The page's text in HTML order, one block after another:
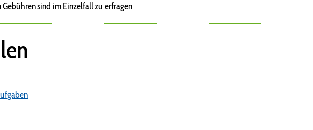
sind im Einzelfall zu erfragen